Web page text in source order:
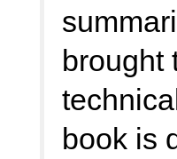
brought
book is